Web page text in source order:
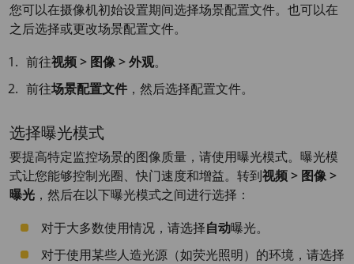
您可以在摄像机初始设置期间选择场景配置文件。也可以在
之后选择或更改场景配置文件。
前往视频 > 图像 > 外观。
前往场景配置文件 ，然后选择配置文件。
选择曝光模式
要提高特定监控场景的图像质量，请使用曝光模式。曝光模
式让您能够控制光圈、快门速度和增益。转到视频 > 图像 >
曝光 ，然后在以下曝光模式之间进行选择：
对于大多数使用情况，请选择自动曝光。
对于使用某些人造光源（如荧光照明）的环境，请选择